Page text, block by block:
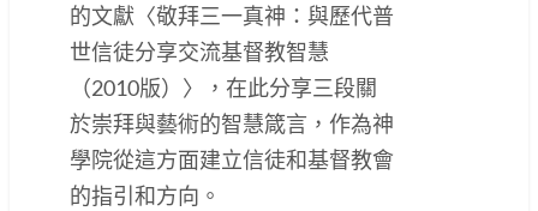
的文獻〈敬拜三一真神：與歷代普
世信徒分享交流基督教智慧
（2010版）〉，在此分享三段關
於崇拜與藝術的智慧箴言，作為神
學院從這方面建立信徒和基督教會
的指引和方向。